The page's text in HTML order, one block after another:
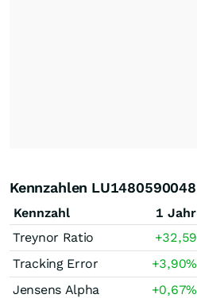
Kennzahlen LU1480590048
Kennzahl 1 Jahr
Treynor Ratio
+32,59
Tracking Error
+3,90%
Jensens Alpha
+0,67%